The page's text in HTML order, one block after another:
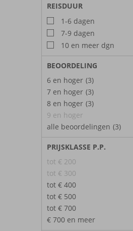
REISDUUR
1-6 dagen
7-9 dagen
10 en meer dgn
BEOORDELING
6 en hoger (3)
7 en hoger (3)
8 en hoger (3)
9 en hoger
alle beoordelingen (3)
PRIJSKLASSE P.P.
tot € 200
tot € 300
tot € 400
tot € 500
tot € 700
€ 700 en meer